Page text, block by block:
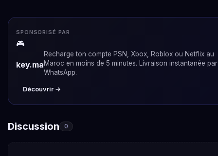
SPONSORISÉ PAR
🎮
key.ma
Recharge ton compte PSN, Xbox, Roblox ou Netflix au
Maroc en moins de 5 minutes. Livraison instantanée par
WhatsApp.
Découvrir →
Discussion 0